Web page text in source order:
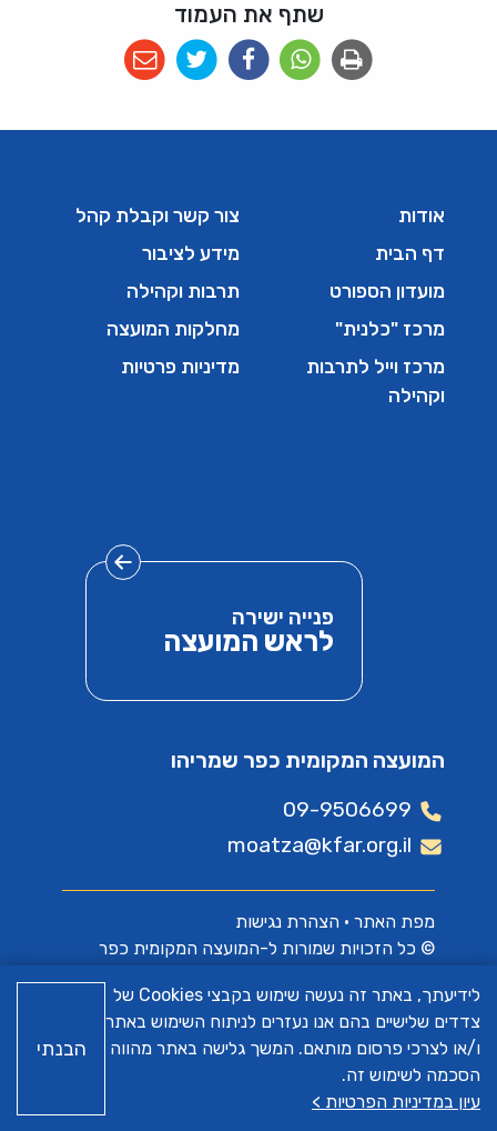
שתף את העמוד
אודות
דף הבית
מועדון הספורט
מרכז "כלנית"
מרכז וייל לתרבות
וקהילה
צור קשר וקבלת קהל
מידע לציבור
תרבות וקהילה
מחלקות המועצה
מדיניות פרטיות
פנייה ישירה
לראש המועצה
המועצה המקומית כפר שמריהו
09-9506699
moatza@kfar.org.il
מפת האתר• הצהרת נגישות
© כל הזכויות שמורות ל-המועצה המקומית כפר
האתר פותח על ידיא.ש בינה
לידיעתך, באתר זה נעשה שימוש בקבצי Cookies של
צדדים שלישיים בהם אנו נעזרים לניתוח השימוש באתר
ו/או לצרכי פרסום מותאם. המשך גלישה באתר מהווה
הסכמה לשימוש זה.
עיון במדיניות הפרטיות >
הבנתי